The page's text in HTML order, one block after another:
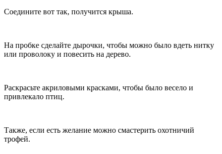
Соедините вот так, получится крыша.
На пробке сделайте дырочки, чтобы можно было вдеть нитку
или проволоку и повесить на дерево.
Раскрасьте акриловыми красками, чтобы было весело и
привлекало птиц.
Также, если есть желание можно смастерить охотничий
трофей.